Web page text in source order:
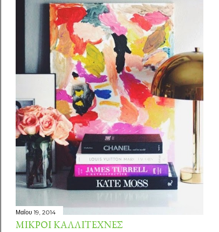
Μαΐου 19, 2014
ΜΙΚΡΟΊ ΚΑΛΛΙΤΈΧΝΕΣ